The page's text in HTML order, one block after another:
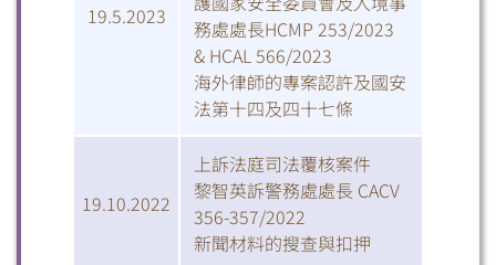
19.5.2023
務處處長HCMP 253/2023
& HCAL 566/2023
海外律師的專案認許及國安
法第十四及四十七條
19.10.2022
上訴法庭司法覆核案件
黎智英訴警務處處長 CACV
356-357/2022
新聞材料的搜查與扣押